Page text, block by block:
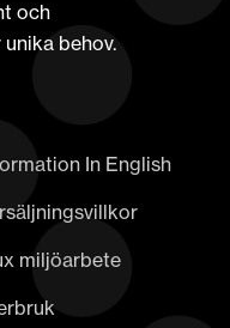
och
behov.
In English
miljöarbete